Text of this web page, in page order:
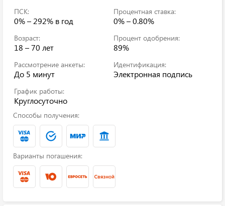
ПСК:
0% – 292% в год
Процентная ставка:
0% – 0.80%
Возраст:
18 – 70 лет
Процент одобрения:
89%
Рассмотрение анкеты:
До 5 минут
Идентификация:
Электронная подпись
График работы:
Круглосуточно
Способы получения:
Варианты погашения: